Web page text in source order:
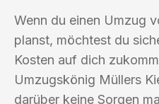
Wenn du einen Umzug
planst, möchtest du
Kosten auf dich
Umzugskönig Müllers
darüber keine Sorgen